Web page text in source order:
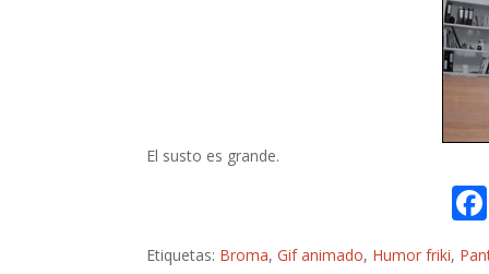
El susto es grande.
Etiquetas: Broma,Gif animado, Humor friki,